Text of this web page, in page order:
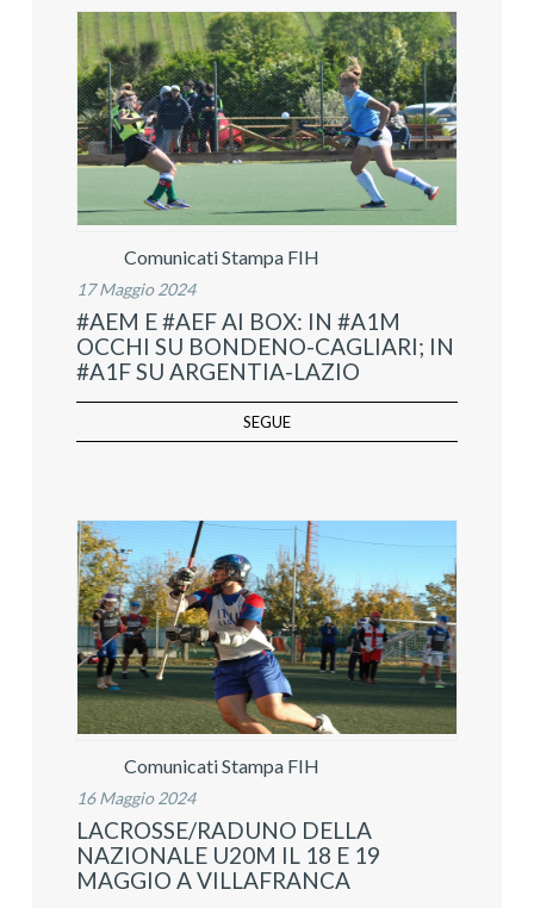
Comunicati Stampa FIH
17 Maggio 2024
#AEM E #AEF AI BOX: IN #A1M
OCCHI SU BONDENO-CAGLIARI; IN
#A1F SU ARGENTIA-LAZIO
SEGUE
Comunicati Stampa FIH
16 Maggio 2024
LACROSSE/RADUNO DELLA
NAZIONALE U20M IL 18 E 19
MAGGIO A VILLAFRANCA